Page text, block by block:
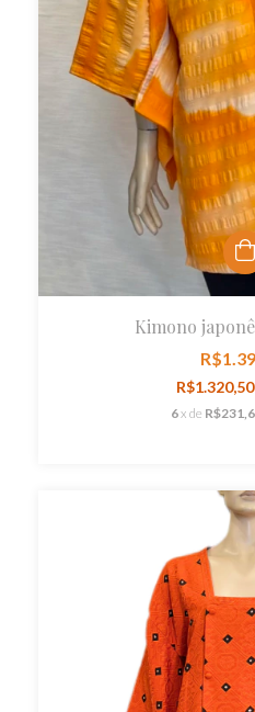
Kimono
R$1.320,50
6x de